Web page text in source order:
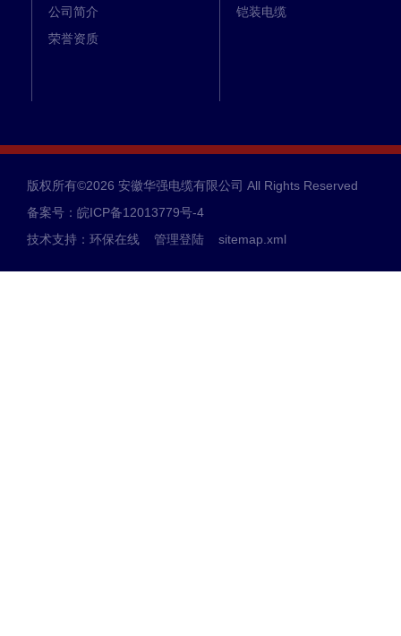
公司简介
荣誉资质
铠装电缆
版权所有©2026 安徽华强电缆有限公司 All Rights Reserved
备案号：皖ICP备12013779号-4
技术支持： 环保在线 管理登陆 sitemap.xml